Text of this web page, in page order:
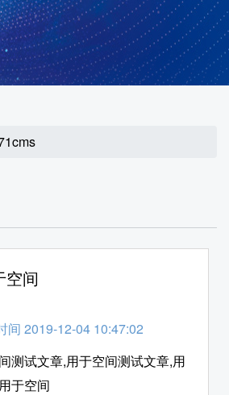
空间
间 2019-12-04 10:47:02
测试文章,用于空间测试文章,用
于空间